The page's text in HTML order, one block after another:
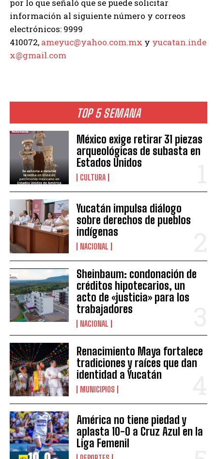
TOP 5 SEMANA
México exige retirar 31 piezas
arqueológicas de subasta en
Estados Unidos
CULTURA
Yucatán impulsa diálogo
sobre derechos de pueblos
indígenas
NACIONAL
Sheinbaum: condonación de
créditos hipotecarios, un
acto de «justicia» para los
trabajadores
NACIONAL
Renacimiento Maya fortalece
tradiciones y raíces que dan
identidad a Yucatán
MUNICIPIOS
América no tiene piedad y
aplasta 10-0 a Cruz Azul en la
Liga Femenil
por lo que señaló que se puede solicitar
información al siguiente número y correos
electrónicos: 9999
410072, ameyuc@yahoo.com.mx y yucatan.inde
x@gmail.com